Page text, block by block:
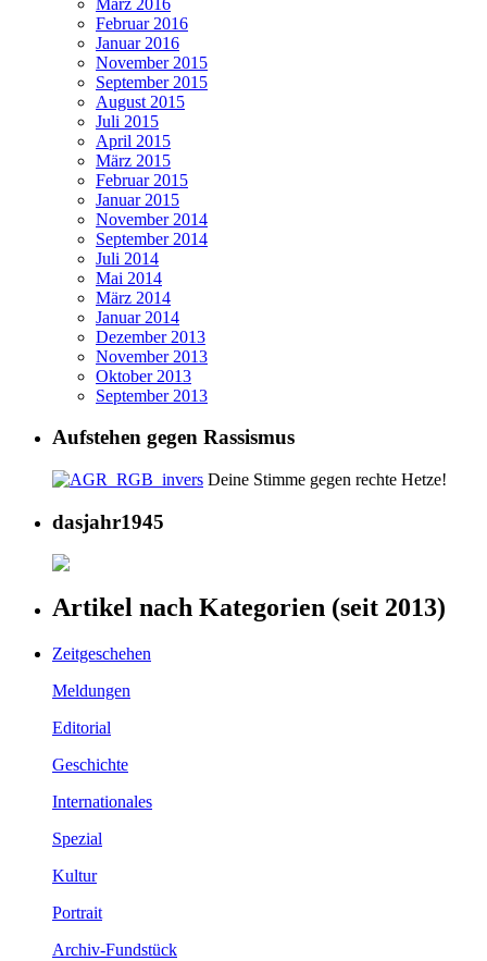
Februar 2016
Januar 2016
November 2015
September 2015
August 2015
Juli 2015
April 2015
März 2015
Februar 2015
Januar 2015
November 2014
September 2014
Juli 2014
Mai 2014
März 2014
Januar 2014
Dezember 2013
November 2013
Oktober 2013
September 2013
Aufstehen gegen Rassismus
Deine Stimme gegen rechte Hetze!
dasjahr1945
Artikel nach Kategorien (seit 2013)
Zeitgeschehen
Meldungen
Editorial
Geschichte
Internationales
Spezial
Kultur
Portrait
Archiv-Fundstück